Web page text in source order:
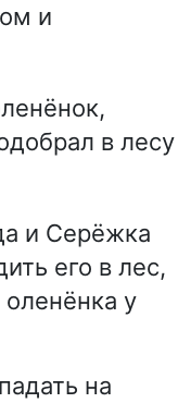
и
в лесу
и Серёжка
его в лес,
у
на